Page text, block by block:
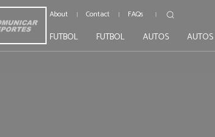
About Contact FAQs
FUTBOL FUTBOL AUTOS AUTOS